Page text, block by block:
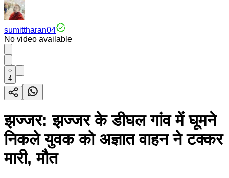
sumittharan04
No video available
4
झज्जर: झज्जर के डीघल गांव में घूमने
निकले युवक को अज्ञात वाहन ने टक्कर
मारी, मौत